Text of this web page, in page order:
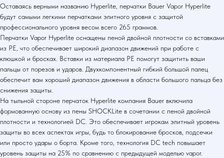
Оставаясь верными названию Hyperlite, перчатки Bauer Vapor Hyperlite
будут самыми легкими перчатками элитного уровня с защитой
профессионального уровня весом всего 265 граммов.
Перчатки Vapor Hyperlite оснащены пеной двойной плотности со вставками
из PE, что обеспечивает широкий диапазон движений при работе с
клюшкой и бросках. Вставки из материала PE помогут защитить ваши
пальцы от порезов и ударов. Двухкомпонентный гибкий большой палец
обеспечит вам хороший диапазон движения в области большого пальца без
снижения защиты.
На тыльной стороне перчаток Hyperlite компания Bauer включила
формованную основу из пены SHOCKLite в сочетании с пеной двойной
плотности и технологией DC. Это обеспечивает игрокам элитный уровень
защиты во всех аспектах игры, будь то блокирование бросков, подсечки
или просто удары о борта. Кроме того, технология DC tech повышает
уровень защиты на 25% по сравнению с предыдущей моделью vapor.